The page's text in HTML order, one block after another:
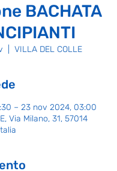
BACHATA
VILLA DEL COLLE
– 23 nov 2024, 03:00
Via Milano, 31, 57014